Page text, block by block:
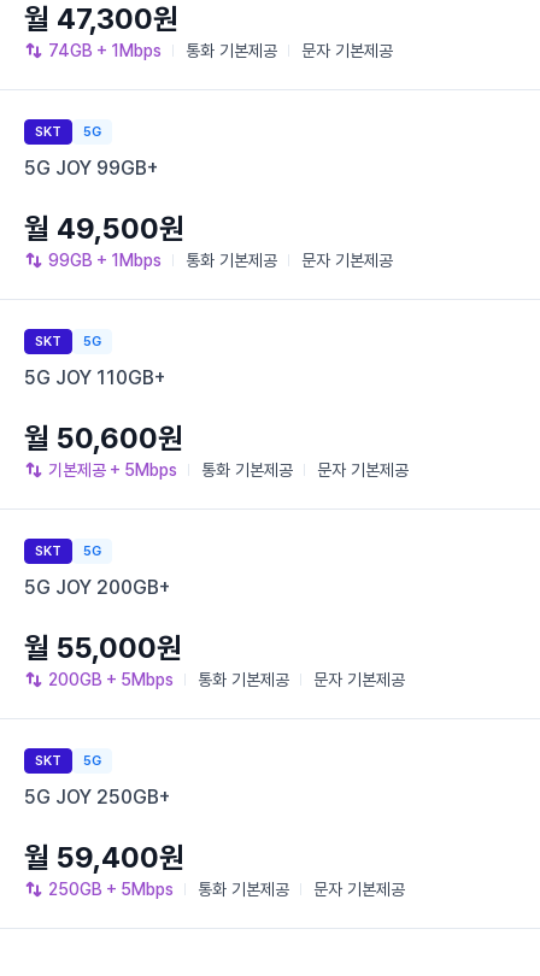
74GB + 1Mbps 통화 기본제공 문자 기본제공
월 47,300원
SKT 5G
5G JOY 99GB+
99GB + 1Mbps 통화 기본제공 문자 기본제공
월 49,500원
SKT 5G
5G JOY 110GB+
기본제공 + 5Mbps 통화 기본제공 문자 기본제공
월 50,600원
SKT 5G
5G JOY 200GB+
200GB + 5Mbps 통화 기본제공 문자 기본제공
월 55,000원
SKT 5G
5G JOY 250GB+
250GB + 5Mbps 통화 기본제공 문자 기본제공
월 59,400원